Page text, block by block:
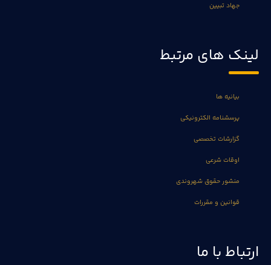
جهاد تبیین
لینک های مرتبط
بیانیه ها
پرسشنامه الکترونیکی
گزارشات تخصصی
اوقات شرعی
منشور حقوق شهروندی
قوانین و مقررات
ارتباط با ما